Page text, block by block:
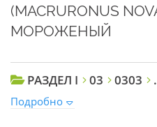
(MACRURONUS
МОРОЖЕНЫЙ
РАЗДЕЛ I 03 0303
Подробно